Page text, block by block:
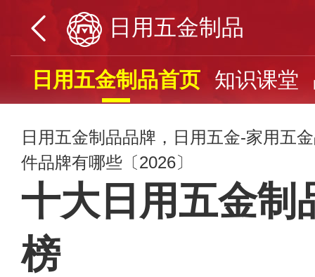
日用五金制品
日用五金制品首页 知识课堂
日用五金制品品牌，日用五金-家用五
件品牌有哪些〔2026〕
十大日用五金制
榜